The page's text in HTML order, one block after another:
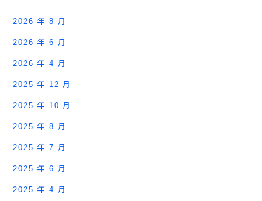
2026 年 8 月
2026 年 6 月
2026 年 4 月
2025 年 12 月
2025 年 10 月
2025 年 8 月
2025 年 7 月
2025 年 6 月
2025 年 4 月